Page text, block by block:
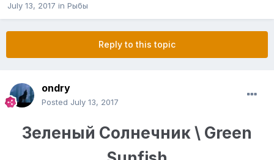
July 13, 2017 in Рыбы
Reply to this topic
ondry
Posted July 13, 2017
Зеленый Солнечник \ Green